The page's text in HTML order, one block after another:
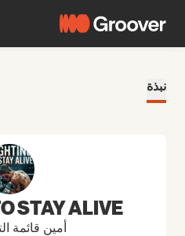
نبذة
STAY ALIVE
أمين قائمة